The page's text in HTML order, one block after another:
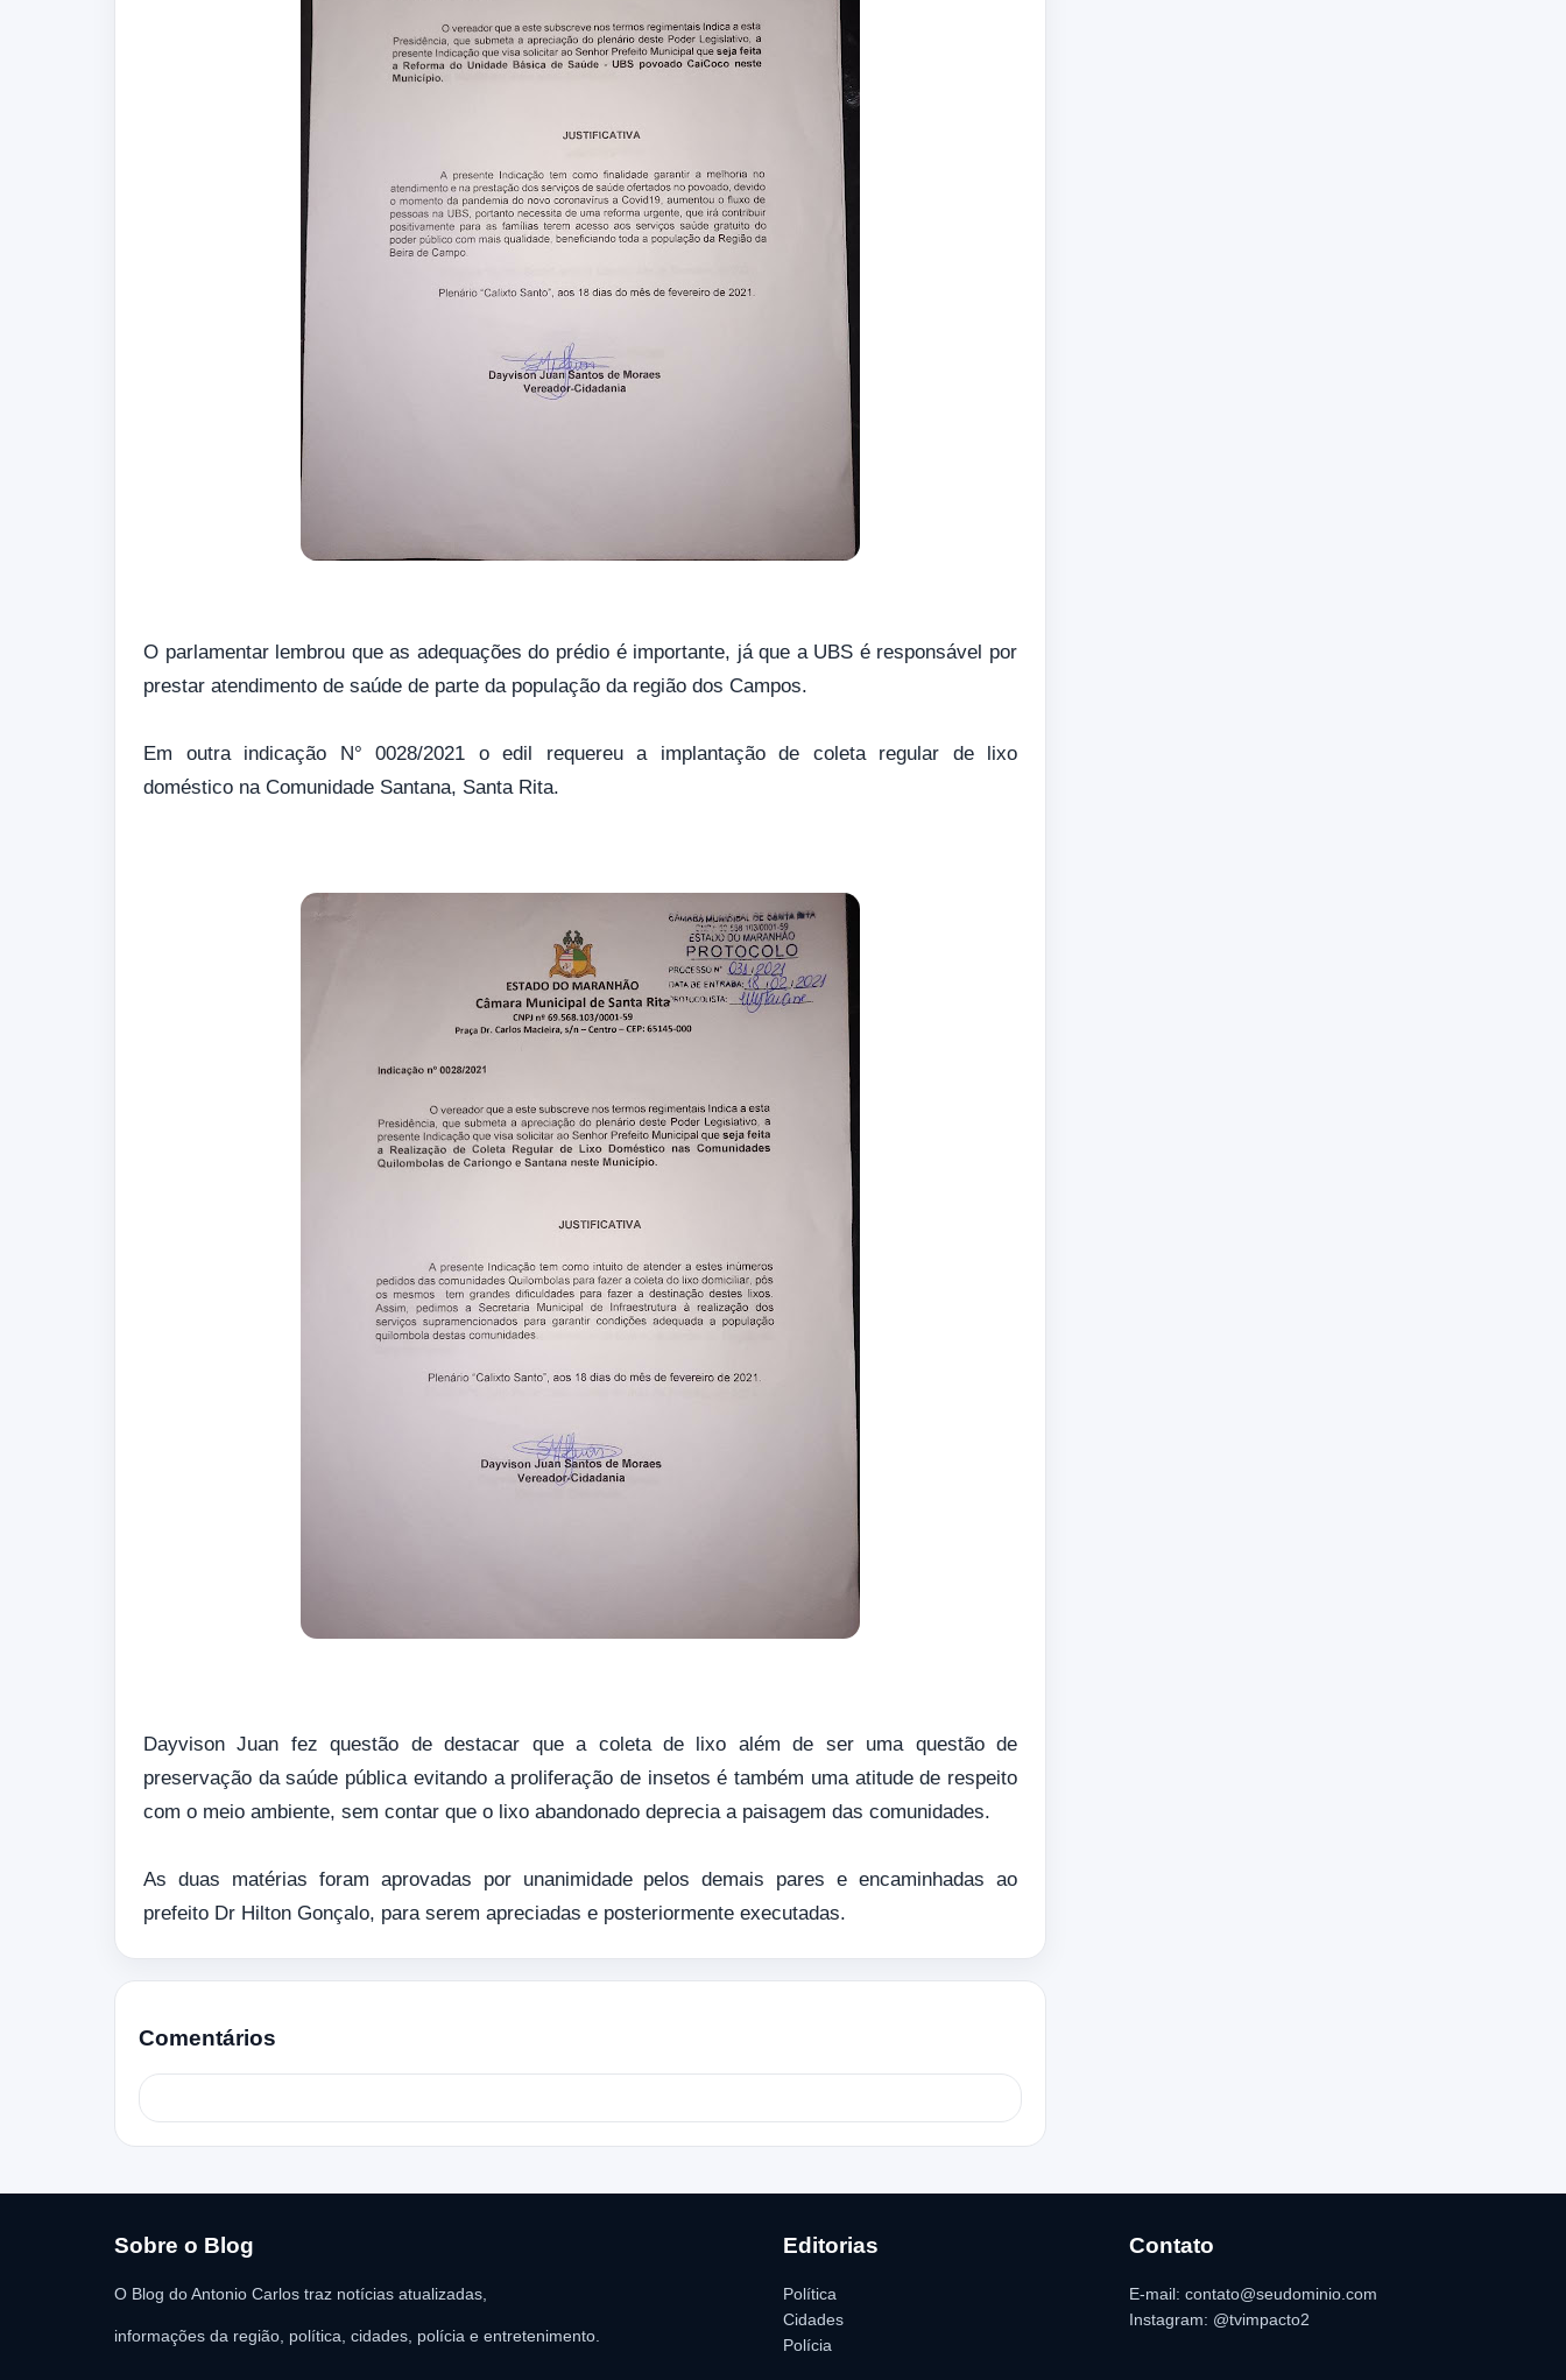
O parlamentar lembrou que as adequações do prédio é importante, já que a UBS é responsável por
prestar atendimento de saúde de parte da população da região dos Campos.
Em outra indicação N° 0028/2021 o edil requereu a implantação de coleta regular de lixo
doméstico na Comunidade Santana, Santa Rita.
Dayvison Juan fez questão de destacar que a coleta de lixo além de ser uma questão de
preservação da saúde pública evitando a proliferação de insetos é também uma atitude de respeito
com o meio ambiente, sem contar que o lixo abandonado deprecia a paisagem das comunidades.
As duas matérias foram aprovadas por unanimidade pelos demais pares e encaminhadas ao
prefeito Dr Hilton Gonçalo, para serem apreciadas e posteriormente executadas.
Comentários
Sobre o Blog
O Blog do Antonio Carlos traz notícias atualizadas,
informações da região, política, cidades, polícia e entretenimento.
Editorias
Política
Cidades
Polícia
Contato
E-mail: contato@seudominio.com
Instagram: @tvimpacto2